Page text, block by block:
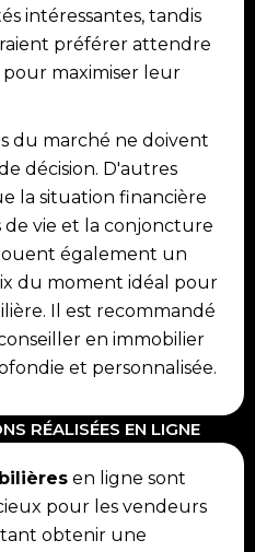
intéressantes, tandis
préférer attendre
maximiser leur
du marché ne doivent
décision. D'autres
la situation financière
de vie et la conjoncture
également un
du moment idéal pour
Il est recommandé
en immobilier
et personnalisée.
RÉALISÉES EN LIGNE
en ligne sont
pour les vendeurs
obtenir une